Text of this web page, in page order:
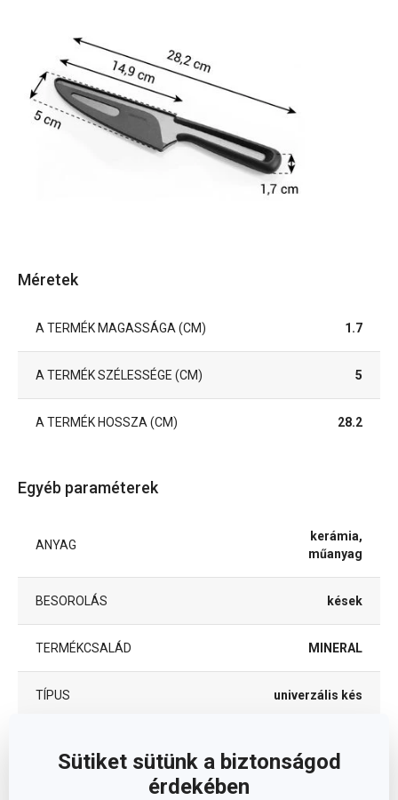
Sütiket sütünk a biztonságod
érdekében
Méretek
A TERMÉK MAGASSÁGA (CM) 1.7
A TERMÉK SZÉLESSÉGE (CM) 5
A TERMÉK HOSSZA (CM) 28.2
Egyéb paraméterek
ANYAG
kerámia,
műanyag
BESOROLÁS kések
TERMÉKCSALÁD MINERAL
TÍPUS univerzális kés